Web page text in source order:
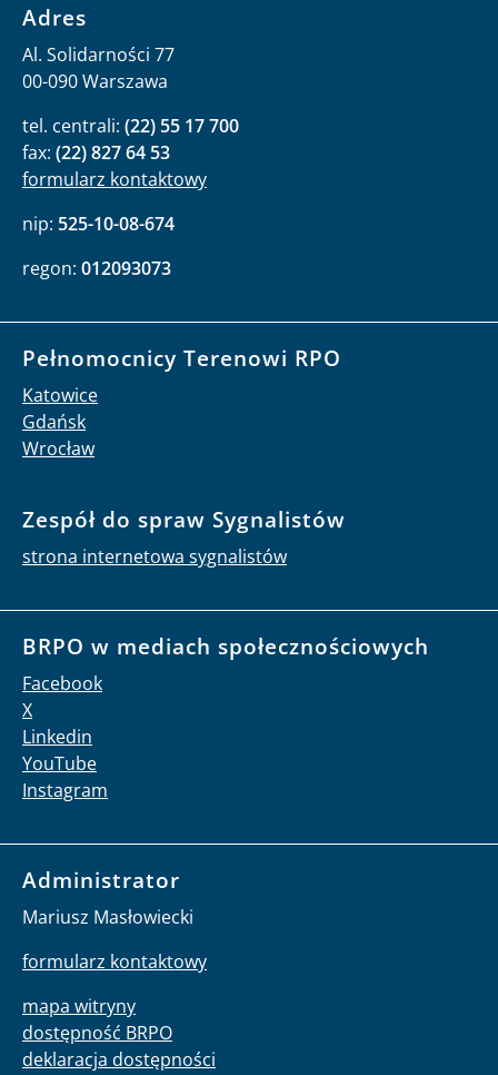
Adres
Al. Solidarności 77
00-090 Warszawa
tel. centrali: (22) 55 17 700
fax: (22) 827 64 53
formularz kontaktowy
nip: 525-10-08-674
regon: 012093073
Pełnomocnicy Terenowi RPO
Katowice
Gdańsk
Wrocław
Zespół do spraw Sygnalistów
strona internetowa sygnalistów
BRPO w mediach społecznościowych
Facebook
X
Linkedin
YouTube
Instagram
Administrator
Mariusz Masłowiecki
formularz kontaktowy
mapa witryny
dostępność BRPO
deklaracja dostępności